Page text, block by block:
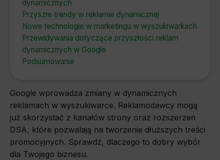
dynamicznych
Przyszłe trendy w reklamie dynamicznej
Nowe technologie w marketingu w wyszukiwarkach
Przewidywania dotyczące przyszłości reklam
dynamicznych w Google
Podsumowanie
Google wprowadza zmiany w dynamicznych
reklamach w wyszukiwarce. Reklamodawcy mogą
już skorzystać z kanałów strony oraz rozszerzeń
DSA, które pozwalają na tworzenie dłuższych treści
promocyjnych. Sprawdź, dlaczego to dobry wybór
dla Twojego biznesu.